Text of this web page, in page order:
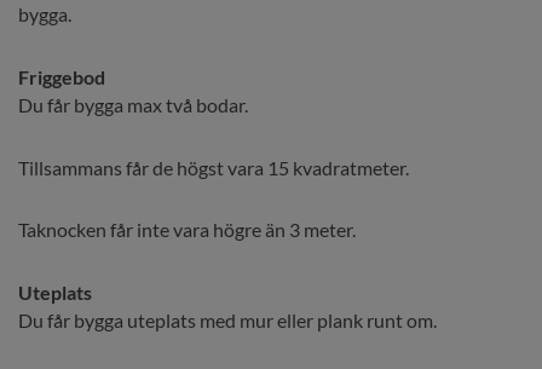
bygga.
Friggebod
Du får bygga max två bodar.
Tillsammans får de högst vara 15 kvadratmeter.
Taknocken får inte vara högre än 3 meter.
Uteplats
Du får bygga uteplats med mur eller plank runt om.